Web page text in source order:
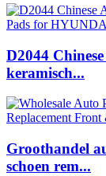
D2044
keramisch...
Groothandel
schoen rem...